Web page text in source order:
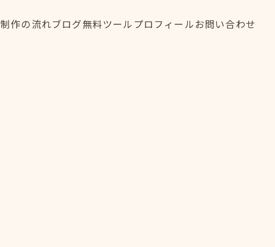
制作の流れブログ無料ツール プロフィールお問い合わせ